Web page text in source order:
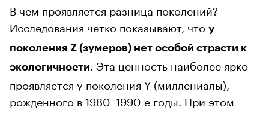
В чем проявляется разница поколений?
Исследования четко показывают, что у
поколения Z (зумеров) нет особой страсти к
экологичности
. Эта ценность наиболее ярко
проявляется у поколения Y (миллениалы),
рожденного в 1980–1990-е годы. При этом